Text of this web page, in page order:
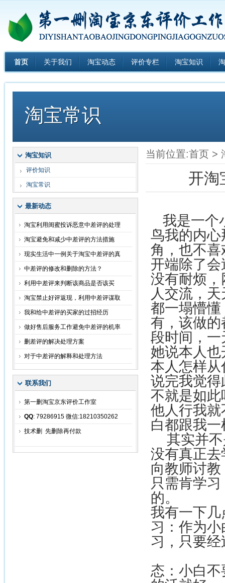
首页 关于我们 淘宝动态 评价专栏 淘宝知识
淘宝常识
当前位置:首页 >
开淘
我是一个
鸟我的内
角，也不
开端除了
没有耐烦
人交流，
都一塌懵
有，该做
段时间，
她说本人
本人怎样
说完我觉
不就是如
他人行我
白都跟我
其实并不
没有真正
向教师讨
只需肯学
的。
我有一下
习：作为
习，只要
态：小白
淘宝知识
评价知识
淘宝常识
最新动态
淘宝利用闺蜜投诉恶意中差评的处理
淘宝避免和减少中差评的方法措施
现实生活中一例关于淘宝中差评的真
中差评的修改和删除的方法？
利用中差评来判断该商品是否该买
淘宝禁止好评返现，利用中差评谋取
我和给中差评的买家的过招经历
做好售后服务工作避免中差评的机率
删差评的解决处理方案
对于中差评的解释和处理方法
联系我们
第一删淘宝京东评价工作室
QQ: 79286915 微信:18210350262
技术删 先删除再付款